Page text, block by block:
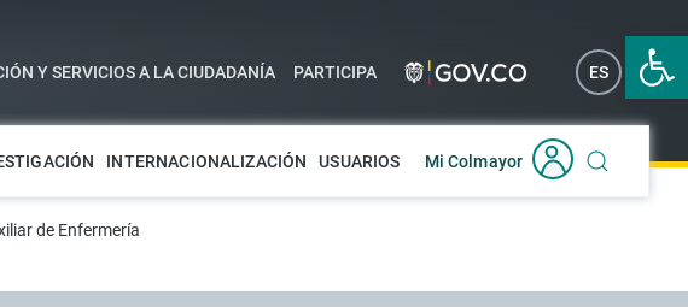
Abrir
Y SERVICIOS A LA CIUDADANÍA PARTICIPA ES EN
INTERNACIONALIZACIÓN USUARIOS Mi Colmayor
de Enfermería